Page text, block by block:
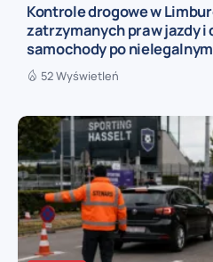
Kontrole drogowe w
zatrzymanych praw jazdy i
samochody po
52 Wyświetleń